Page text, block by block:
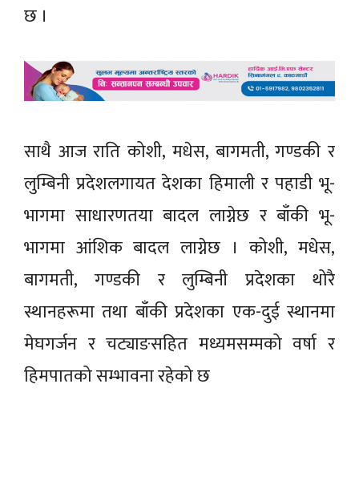
छ ।
साथै आज राति कोशी, मधेस, बागमती, गण्डकी र
लुम्बिनी प्रदेशलगायत देशका हिमाली र पहाडी भू-
भागमा साधारणतया बादल लाग्नेछ र बाँकी भू-
भागमा आंशिक बादल लाग्नेछ । कोशी, मधेस,
बागमती, गण्डकी र लुम्बिनी प्रदेशका थोरै
स्थानहरूमा तथा बाँकी प्रदेशका एक-दुई स्थानमा
मेघगर्जन र चट्याङसहित मध्यमसम्मको वर्षा र
हिमपातको सम्भावना रहेको छ